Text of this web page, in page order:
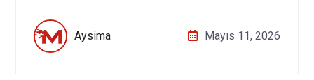
Aysima Mayıs 11, 2026